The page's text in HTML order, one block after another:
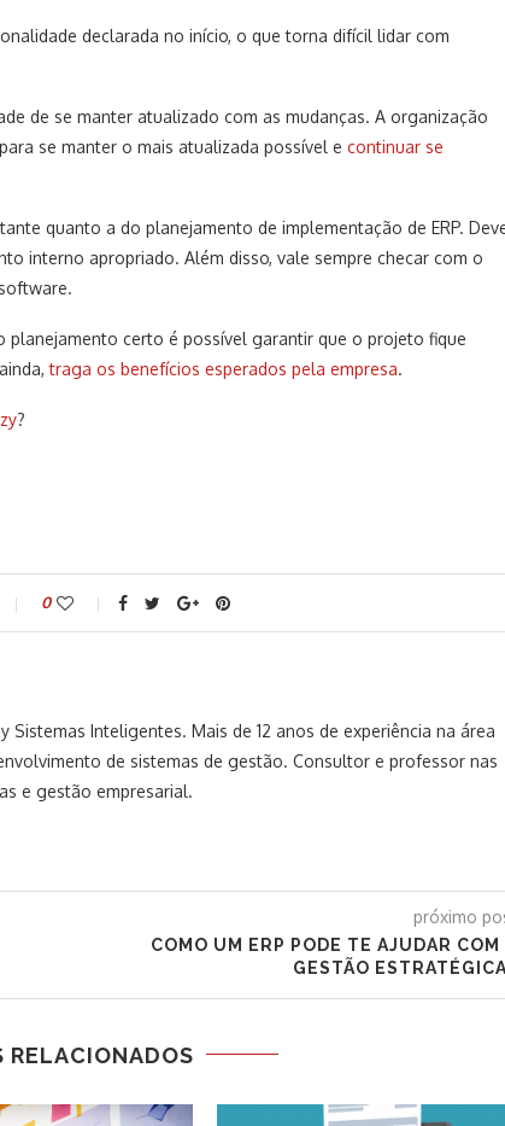
declarada no início, o que torna difícil lidar com
de se manter atualizado com as mudanças. A organização
se manter o mais atualizada possível e continuar se
quanto a do planejamento de implementação de ERP.
interno apropriado. Além disso, vale sempre checar com o
planejamento certo é possível garantir que o projeto fique
traga os benefícios esperados pela empresa.
?
0
Sistemas Inteligentes. Mais de 12 anos de experiência na área
de sistemas de gestão. Consultor e professor nas
e gestão empresarial.
próximo
COMO UM ERP PODE TE AJUDAR COM
GESTÃO
RELACIONADOS